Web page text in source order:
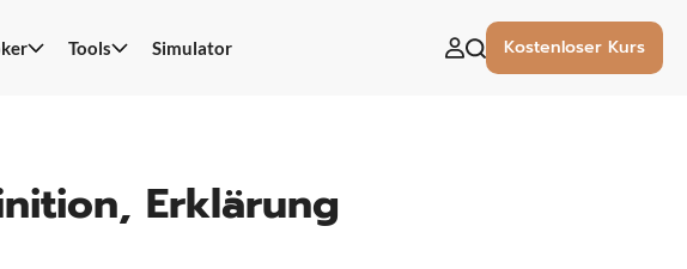
Tools Simulator Kostenloser Kurs
Erklärung